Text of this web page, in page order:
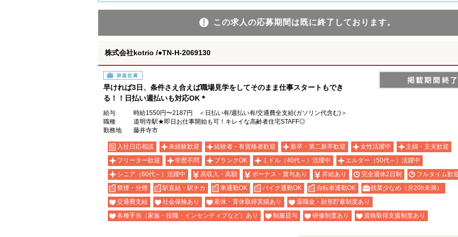
この求人の応募期間は既に終了しております。
株式会社kotrio /●TN-H-2069130
派遣社員
早ければ3日、条件さえ合えば職場見学をしてそのまま仕事スタートもでき
る！！日払い週払いも対応OK＊
給与
時給1550円〜2187円 ＜日払い有/週払い有/交通費全支給(ガソリン代含む)＞
職種
道明寺駅★即日お仕事開始も可！キレイな高齢者住宅STAFF◎
勤務地
藤井寺市
入社日応相談 未経験歓迎 経験者・有資格者歓迎 新卒・第二新卒歓迎 女性活躍中
主婦・主夫歓迎
フリーター歓迎
学歴不問 ブランクOK ミドル（40代～）活躍中
エルダー（50代～）活躍中
シニア（60代～）活躍中
高収入・高額 ボーナス・賞与あり 昇給あり 完全週休2日制
フルタイム歓
禁煙・分煙
駅直結・駅チカ 車通勤OK バイク通勤OK 自転車通勤OK
残業少なめ（月20h未満）
交通費支給
社会保険あり 産休・育休取得実績あり
退職金・財形貯蓄制度あり
各種手当（家族・役職・インセンティブなど）あり
制服貸与 研修制度あり 資格取得支援制度あり